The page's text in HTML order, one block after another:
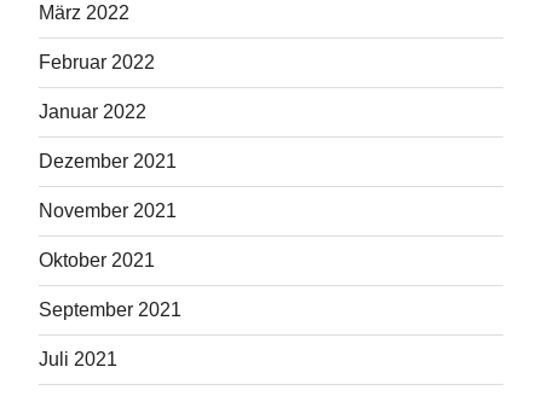
März 2022
Februar 2022
Januar 2022
Dezember 2021
November 2021
Oktober 2021
September 2021
Juli 2021